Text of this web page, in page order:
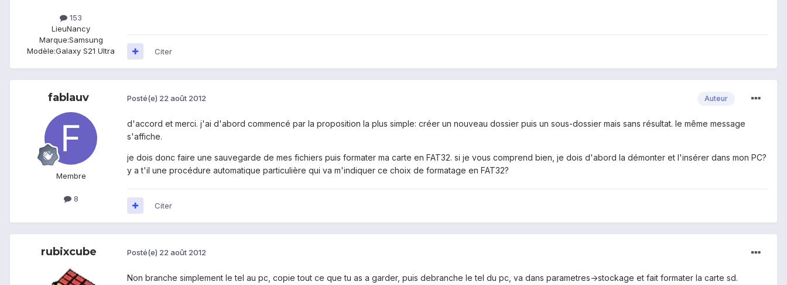
153
LieuNancy
Marque:Samsung
Modèle:Galaxy S21 Ultra Citer
fablauv
Membre
8
Auteur
Posté(e) 22 août 2012
d'accord et merci. j'ai d'abord commencé par la proposition la plus simple: créer un nouveau dossier puis un sous-dossier mais sans résultat. le même message
s'affiche.
je dois donc faire une sauvegarde de mes fichiers puis formater ma carte en FAT32. si je vous comprend bien, je dois d'abord la démonter et l'insérer dans mon PC?
y a t'il une procédure automatique particulière qui va m'indiquer ce choix de formatage en FAT32?
Citer
rubixcube Posté(e) 22 août 2012
Non branche simplement le tel au pc, copie tout ce que tu as a garder, puis debranche le tel du pc, va dans parametres->stockage et fait formater la carte sd.